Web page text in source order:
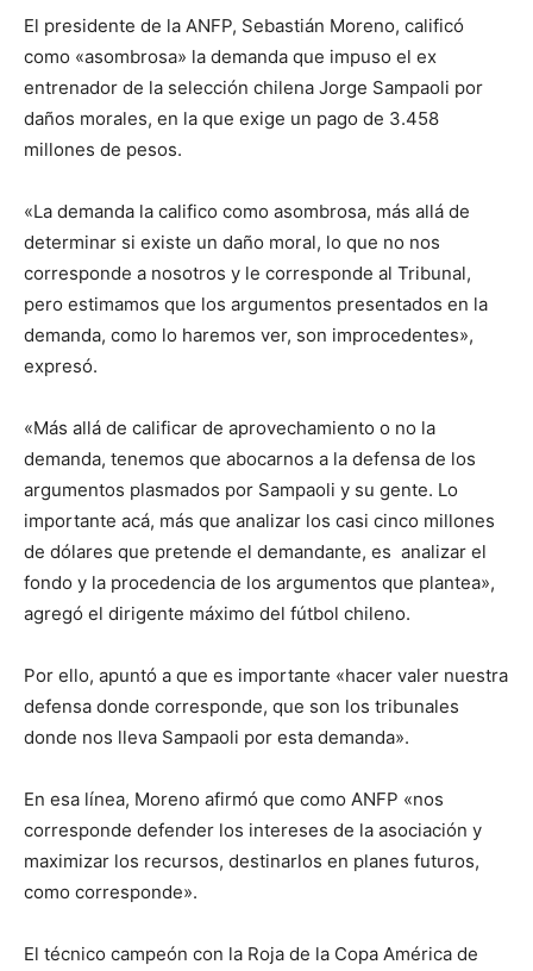
El presidente de la ANFP, Sebastián Moreno, calificó
como «asombrosa» la demanda que impuso el ex
entrenador de la selección chilena Jorge Sampaoli por
daños morales, en la que exige un pago de 3.458
millones de pesos.
«La demanda la califico como asombrosa, más allá de
determinar si existe un daño moral, lo que no nos
corresponde a nosotros y le corresponde al Tribunal,
pero estimamos que los argumentos presentados en la
demanda, como lo haremos ver, son improcedentes»,
expresó.
«Más allá de calificar de aprovechamiento o no la
demanda, tenemos que abocarnos a la defensa de los
argumentos plasmados por Sampaoli y su gente. Lo
importante acá, más que analizar los casi cinco millones
de dólares que pretende el demandante, es analizar el
fondo y la procedencia de los argumentos que plantea»,
agregó el dirigente máximo del fútbol chileno.
Por ello, apuntó a que es importante «hacer valer nuestra
defensa donde corresponde, que son los tribunales
donde nos lleva Sampaoli por esta demanda».
En esa línea, Moreno afirmó que como ANFP «nos
corresponde defender los intereses de la asociación y
maximizar los recursos, destinarlos en planes futuros,
como corresponde».
El técnico campeón con la Roja de la Copa América de